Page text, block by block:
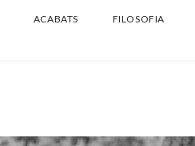
ACABATS FILOSOFIA